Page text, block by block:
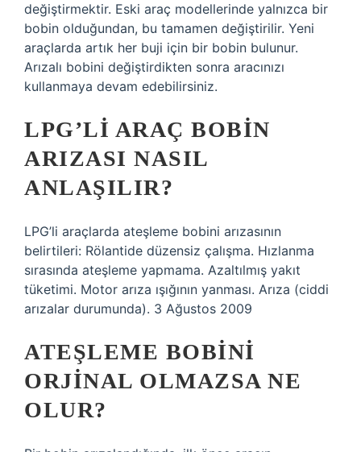
değiştirmektir. Eski araç modellerinde yalnızca bir
bobin olduğundan, bu tamamen değiştirilir. Yeni
araçlarda artık her buji için bir bobin bulunur.
Arızalı bobini değiştirdikten sonra aracınızı
kullanmaya devam edebilirsiniz.
LPG’LI ARAÇ BOBIN
ARIZASI NASIL
ANLAŞILIR?
LPG’li araçlarda ateşleme bobini arızasının
belirtileri: Rölantide düzensiz çalışma. Hızlanma
sırasında ateşleme yapmama. Azaltılmış yakıt
tüketimi. Motor arıza ışığının yanması. Arıza (ciddi
arızalar durumunda). 3 Ağustos 2009
ATEŞLEME BOBINI
ORJINAL OLMAZSA NE
OLUR?